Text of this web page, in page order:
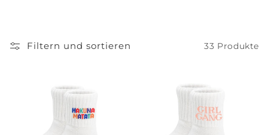
Filtern und sortieren 33 Produkte